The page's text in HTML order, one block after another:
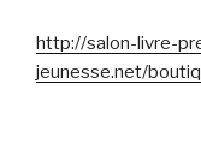
http://salon-livre-
jeunesse.net/